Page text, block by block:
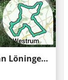
Langs fietsknooppunten ten NW van Löningen